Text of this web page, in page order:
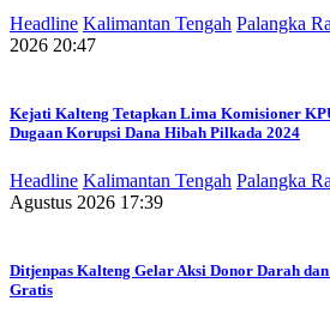
Headline Kalimantan Tengah Palangka
2026 20:47
Kejati Kalteng Tetapkan Lima Komisioner
Dugaan Korupsi Dana Hibah Pilkada 2024
Headline Kalimantan Tengah Palangka
Agustus 2026 17:39
Ditjenpas Kalteng Gelar Aksi Donor Darah
Gratis